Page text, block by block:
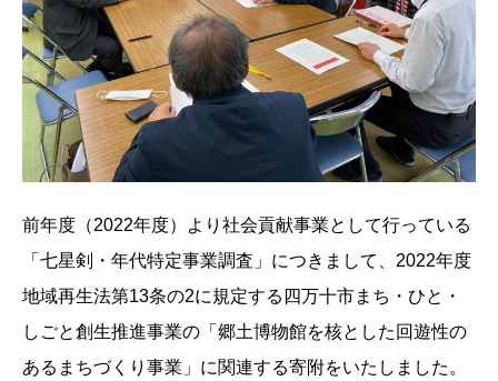
前年度（2022年度）より社会貢献事業として行っている
「七星剣・年代特定事業調査」につきまして、2022年度
地域再生法第13条の2に規定する四万十市まち・ひと・
しごと創生推進事業の「郷土博物館を核とした回遊性の
あるまちづくり事業」に関連する寄附をいたしました。